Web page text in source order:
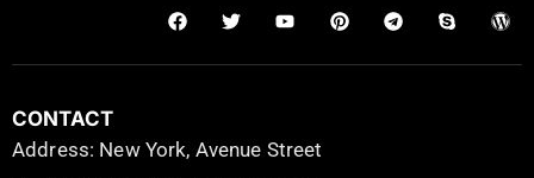
CONTACT
Address: New York, Avenue Street